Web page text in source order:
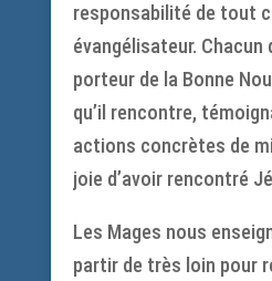
responsabilité de tout
évangélisateur. Chacun
porteur de la Bonne
qu’il rencontre,
actions concrètes de
joie d’avoir rencontré
Les Mages nous
partir de très loin pour